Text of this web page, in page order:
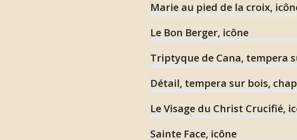
Marie au pied de la croix,
Le Bon Berger, icône
Triptyque de Cana, tempera
Détail, tempera sur bois,
Le Visage du Christ Crucifié,
Sainte Face, icône